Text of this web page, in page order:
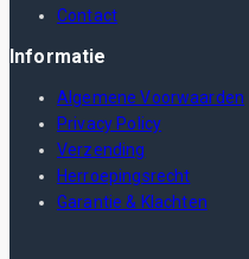
Contact
Informatie
Algemene Voorwaarden
Privacy Policy
Verzending
Herroepingsrecht
Garantie & Klachten